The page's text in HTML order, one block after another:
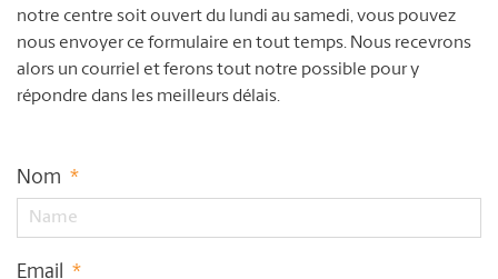
notre centre soit ouvert du lundi au samedi, vous pouvez
nous envoyer ce formulaire en tout temps. Nous recevrons
alors un courriel et ferons tout notre possible pour y
répondre dans les meilleurs délais.
Nom *
Email *